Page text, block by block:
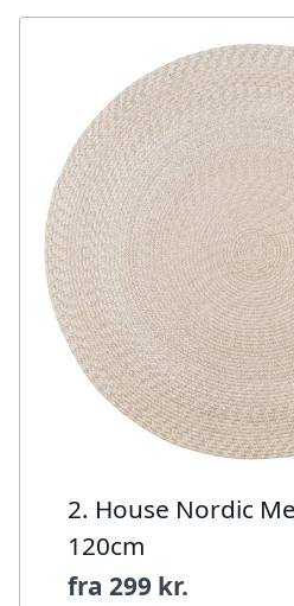
2. House Nordic
120cm
fra 299 kr.